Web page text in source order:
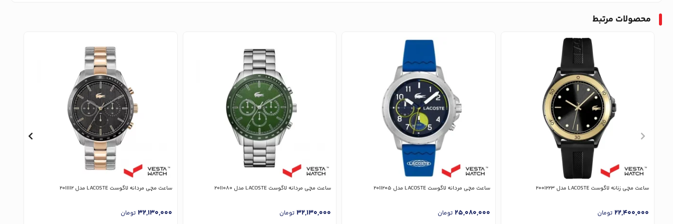
محصولات مرتبط
ساعت مچی زنانه لاگوست LACOSTE مدل 2001223
22,400,000 تومان
ساعت مچی مردانه لاگوست LACOSTE مدل 2011205
25,080,000 تومان
ساعت مچی مردانه لاگوست LACOSTE مدل 2011080
32,130,000 تومان
ساعت مچی مردانه لاگوست LACOSTE مدل 2011112
32,130,000 تومان